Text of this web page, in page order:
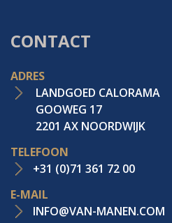
CONTACT
ADRES
LANDGOED CALORAMA
GOOWEG 17
2201 AX NOORDWIJK
TELEFOON
+31 (0)71 361 72 00
E-MAIL
INFO@VAN-MANEN.COM